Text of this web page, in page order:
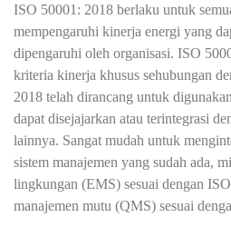
ISO 50001: 2018 berlaku untuk
mempengaruhi kinerja energi yang
dipengaruhi oleh organisasi. ISO
kriteria kinerja khusus sehubungan
2018 telah dirancang untuk
dapat disejajarkan atau terintegrasi
lainnya. Sangat mudah untuk
sistem manajemen yang sudah ada,
lingkungan (EMS) sesuai dengan
manajemen mutu (QMS) sesuai